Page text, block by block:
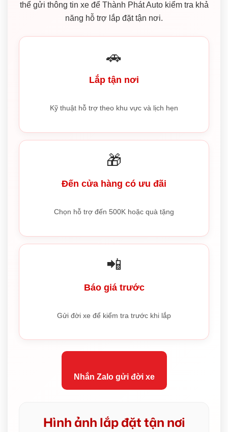
thể gửi thông tin xe để Thành Phát Auto kiểm tra khả
năng hỗ trợ lắp đặt tận nơi.
🚗
Lắp tận nơi
Kỹ thuật hỗ trợ theo khu vực và lịch hẹn
🎁
Đến cửa hàng có ưu đãi
Chọn hỗ trợ đến 500K hoặc quà tặng
📲
Báo giá trước
Gửi đời xe để kiểm tra trước khi lắp
Nhắn Zalo gửi đời xe
Hình ảnh lắp đặt tận nơi